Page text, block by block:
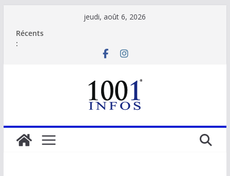
contenu
jeudi, août 6, 2026
Récents
: